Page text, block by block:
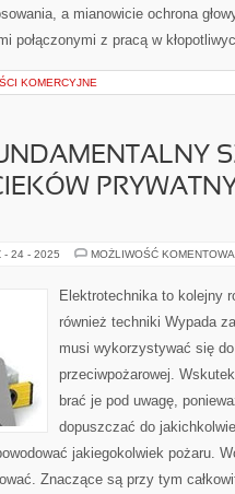
a mianowicie ochrona
połączonymi z pracą w
KOMERCYJNE
- 24 - 2025 MOŻLIWOŚĆ
Elektrotechnika to kolejny
również techniki Wypada
musi wykorzystywać się
przeciwpożarowej.
brać je pod uwagę,
dopuszczać do
jakiegokolwiek pożaru.
Znaczące są przy tym